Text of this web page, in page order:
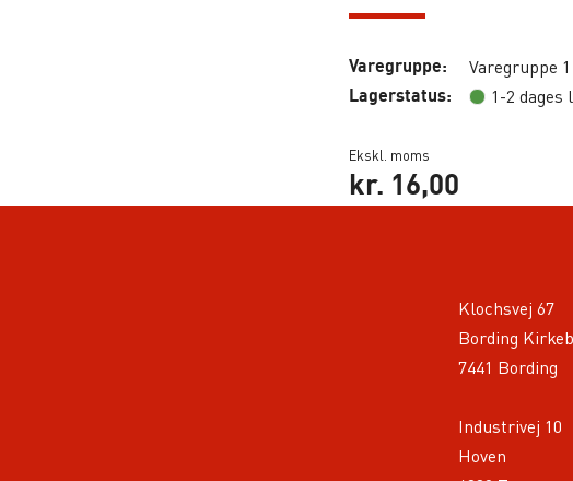
Varegruppe: Varegruppe 1
Lagerstatus: 1-2 dages
Ekskl. moms
kr. 16,00
Klochsvej 67
Bording
7441 Bording
Industrivej 10
Hoven